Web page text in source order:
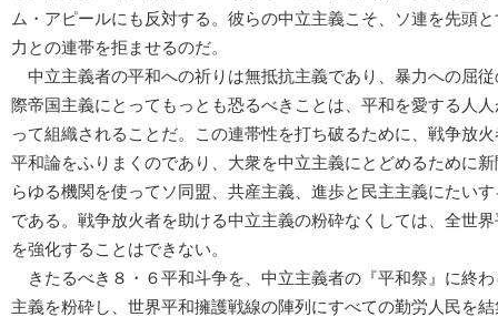
ム・アピールにも反対する。彼らの中立主義こそ、ソ連を先頭
力との連帯を拒ませるのだ。
中立主義者の平和への祈りは無抵抗主義であり、暴力への屈
際帝国主義にとってもっとも恐るべきことは、平和を愛する人
って組織されることだ。この連帯性を打ち破るために、戦争放
平和論をふりまくのであり、大衆を中立主義にとどめるために
らゆる機関を使ってソ同盟、共産主義、進歩と民主主義にたい
である。戦争放火者を助ける中立主義の粉砕なくしては、全世
を強化することはできない。
きたるべき８・６平和斗争を、中立主義者の『平和祭』に終
主義を粉砕し、世界平和擁護戦線の陣列にすべての勤労人民を